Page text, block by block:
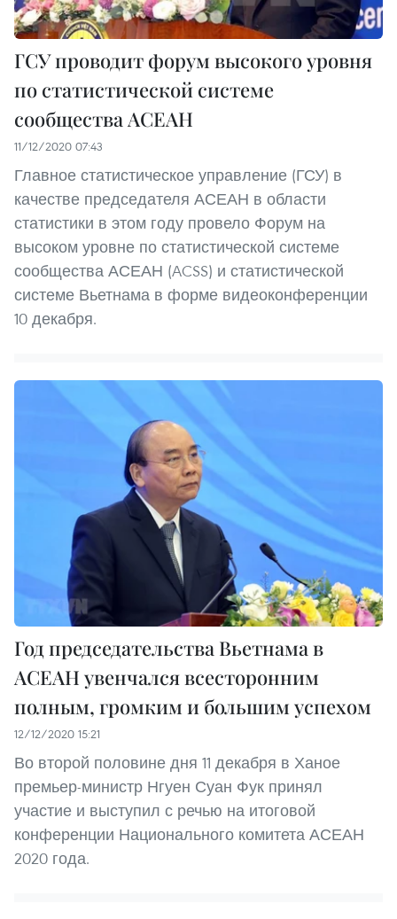
ГСУ проводит форум высокого уровня
по статистической системе
сообщества АСЕАН
11/12/2020 07:43
Главное статистическое управление (ГСУ) в
качестве председателя АСЕАН в области
статистики в этом году провело Форум на
высоком уровне по статистической системе
сообщества АСЕАН (ACSS) и статистической
системе Вьетнама в форме видеоконференции
10 декабря.
Год председательства Вьетнама в
АСЕАН увенчался всесторонним
полным, громким и большим успехом
12/12/2020 15:21
Во второй половине дня 11 декабря в Ханое
премьер-министр Нгуен Суан Фук принял
участие и выступил с речью на итоговой
конференции Национального комитета АСЕАН
2020 года.